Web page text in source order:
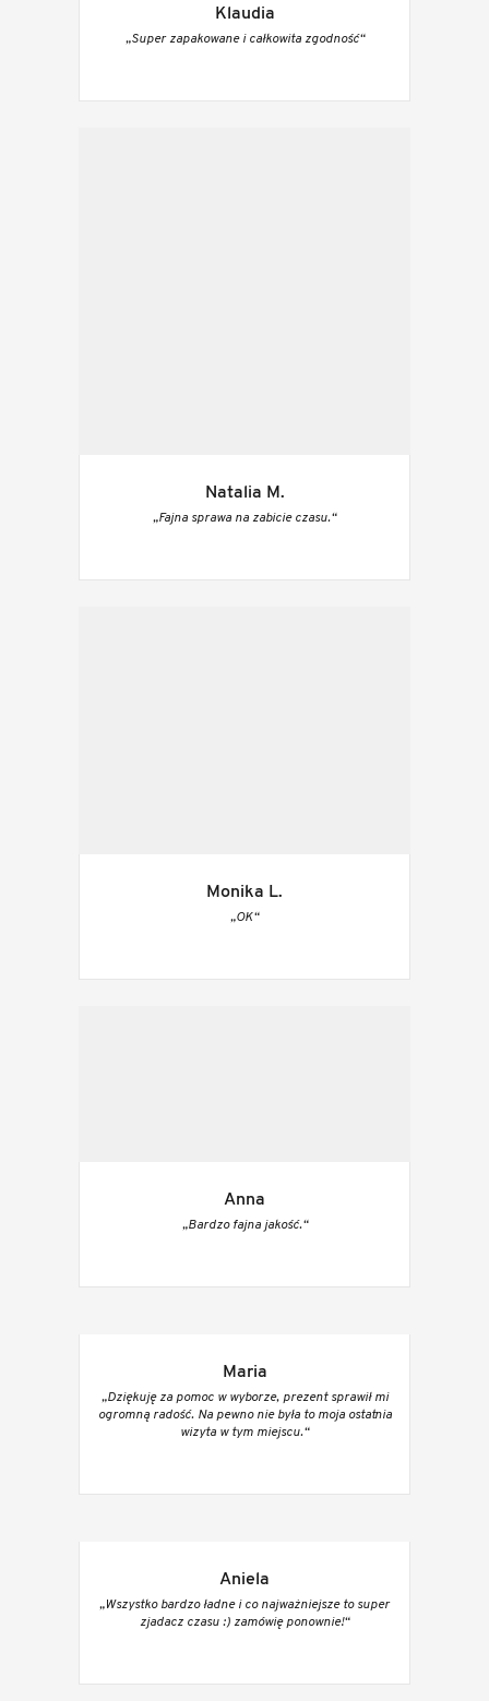
Klaudia
„Super zapakowane i całkowita zgodność“
Natalia M.
„Fajna sprawa na zabicie czasu.“
Monika L.
„OK“
Anna
„Bardzo fajna jakość.“
Maria
„Dziękuję za pomoc w wyborze, prezent sprawił mi
ogromną radość. Na pewno nie była to moja ostatnia
wizyta w tym miejscu.“
Aniela
„Wszystko bardzo ładne i co najważniejsze to super
zjadacz czasu :) zamówię ponownie!“